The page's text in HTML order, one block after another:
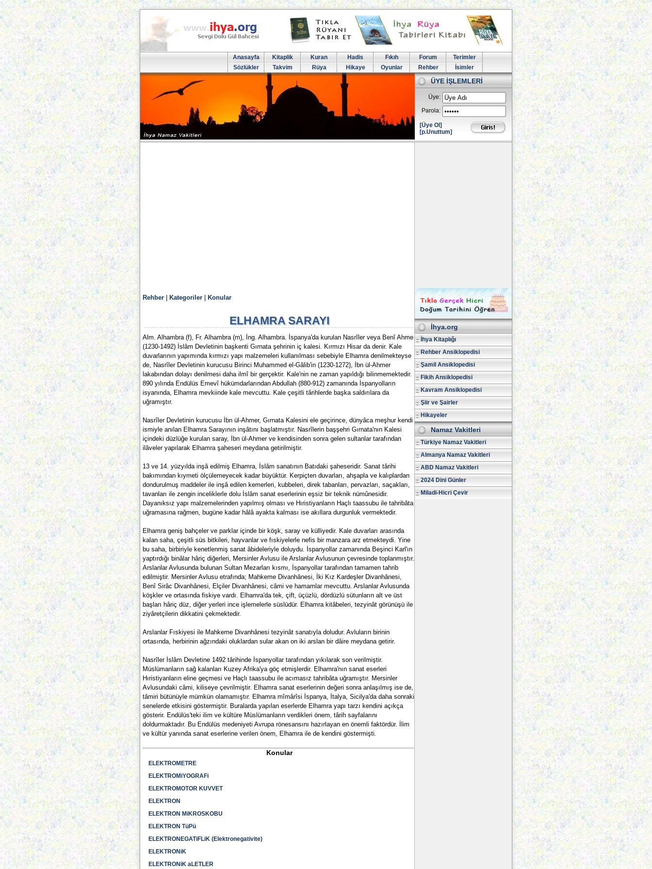
Anasayfa Kitaplik Kuran Hadis Fıkıh Forum
Terimler
Sözlükler
Takvim Rüya Hikaye Oyunlar Rehber İsimler
ÜYE İŞLEMLERİ
Üye:
Parola:
[Üye Ol]
[p.Unuttum]
Rehber Kategoriler Konular
ELHAMRA SARAYI
Alm. Alhambra (f), Fr. Alhambra (m), İng. Alhambra. İspanya'da kurulan Nasrîler veya Benî Ahmer
(1230-1492) İslâm Devletinin başkenti Gırnata şehrinin iç kalesi. Kırmızı Hisar da denir. Kale
duvarlarının yapımında kırmızı yapı malzemeleri kullanılması sebebiyle Elhamra denilmekteyse
de, Nasrîler Devletinin kurucusu Birinci Muhammed el-Gâlib'in (1230-1272), İbn ül-Ahmer
lakabından dolayı denilmesi daha ilmî bir gerçektir. Kale'nin ne zaman yapıldığı bilinmemektedir.
890 yılında Endülüs Emevî hükümdarlarından Abdullah (880-912) zamanında İspanyolların
isyanında, Elhamra mevkiinde kale mevcuttu. Kale çeşitli târihlerde başka saldırılara da
uğramıştır.
Nasrîler Devletinin kurucusu İbn ül-Ahmer, Gırnata Kalesini ele geçirince, dünyâca meşhur kendi
ismiyle anılan Elhamra Sarayının inşâtını başlatmıştır. Nasrîlerin başşehri Gırnata'nın Kalesi
içindeki düzlüğe kurulan saray, İbn ül-Ahmer ve kendisinden sonra gelen sultanlar tarafından
ilâveler yapılarak Elhamra şaheseri meydana getirilmiştir.
13 ve 14. yüzyılda inşâ edilmiş Elhamra, İslâm sanatının Batıdaki şaheseridir. Sanat târihi
bakımından kıymeti ölçülemeyecek kadar büyüktür. Kerpiçten duvarları, ahşapla ve kalıplardan
dondurulmuş maddeler ile inşâ edilen kemerleri, kubbeleri, direk tabanları, pervazları, saçakları,
tavanları ile zengin inceliklerle dolu İslâm sanat eserlerinin eşsiz bir teknik nümûnesidir.
Dayanıksız yapı malzemelerinden yapılmış olması ve Hıristiyanların Haçlı taassubu ile tahribâta
uğramasına rağmen, bugüne kadar hâlâ ayakta kalması ise akıllara durgunluk vermektedir.
Elhamra geniş bahçeler ve parklar içinde bir köşk, saray ve külliyedir. Kale duvarları arasında
kalan saha, çeşitli süs bitkileri, hayvanlar ve fıskiyelerle nefis bir manzara arz etmekteydi. Yine
bu saha, birbiriyle kenetlenmiş sanat âbideleriyle doluydu. İspanyollar zamanında Beşinci Karl'ın
yaptırdığı binâlar hâriç diğerleri, Mersinler Avlusu ile Arslanlar Avlusunun çevresinde toplanmıştır.
Arslanlar Avlusunda bulunan Sultan Mezarları kısmı, İspanyollar tarafından tamamen tahrib
edilmiştir. Mersinler Avlusu etrafında; Mahkeme Divanhânesi, İki Kız Kardeşler Divanhânesi,
Benî Sirâc Divanhânesi, Elçiler Divanhânesi, câmi ve hamamlar mevcuttu. Arslanlar Avlusunda
köşkler ve ortasında fiskiye vardı. Elhamra'da tek, çift, üçüzlü, dördüzlü sütunların alt ve üst
başları hâriç düz, diğer yerleri ince işlemelerle süslüdür. Elhamra kitâbeleri, tezyinât görünüşü ile
ziyâretçilerin dikkatini çekmektedir.
Arslanlar Fıskiyesi ile Mahkeme Divanhânesi tezyinât sanatıyla doludur. Avluların birinin
ortasında, herbirinin ağzındaki oluklardan sular akan on iki arslan bir dâire meydana getirir.
Nasrîler İslâm Devletine 1492 târihinde İspanyollar tarafından yıkılarak son verilmiştir.
Müslümanların sağ kalanları Kuzey Afrika'ya göç etmişlerdir. Elhamra'nın sanat eserleri
Hıristiyanların eline geçmesi ve Haçlı taassubu ile acımasız tahribâta uğramıştır. Mersinler
Avlusundaki câmi, kiliseye çevrilmiştir. Elhamra sanat eserlerinin değeri sonra anlaşılmış ise de,
tâmiri bütünüyle mümkün olamamıştır. Elhamra mîmârîsi İspanya, İtalya, Sicilya'da daha sonraki
senelerde etkisini göstermiştir. Buralarda yapılan eserlerde Elhamra yapı tarzı kendini açıkça
gösterir. Endülüs'teki ilim ve kültüre Müslümanların verdikleri önem, târih sayfalarını
doldurmaktadır. Bu Endülüs medeniyeti Avrupa rönesansını hazırlayan en önemli faktördür. İlim
ve kültür yanında sanat eserlerine verilen önem, Elhamra ile de kendini göstermişti.
Konular
ELEKTROMETRE
ELEKTROMiYOGRAFi
ELEKTROMOTOR KUVVET
ELEKTRON
ELEKTRON MiKROSKOBU
ELEKTRON TüPü
ELEKTRONEGATiFLiK (Elektronegativite)
ELEKTRONiK
ELEKTRONiK aLETLER
İhya.org
İhya Kitaplığı
Rehber Ansiklopedisi
Şamil Ansiklopedisi
Fikih Ansiklopedisi
Kavram Ansiklopedisi
Şiir ve Şairler
Hikayeler
Namaz Vakitleri
Türkiye Namaz Vakitleri
Almanya Namaz Vakitleri
ABD Namaz Vakitleri
2024 Dini Günler
Miladi-Hicri Çevir